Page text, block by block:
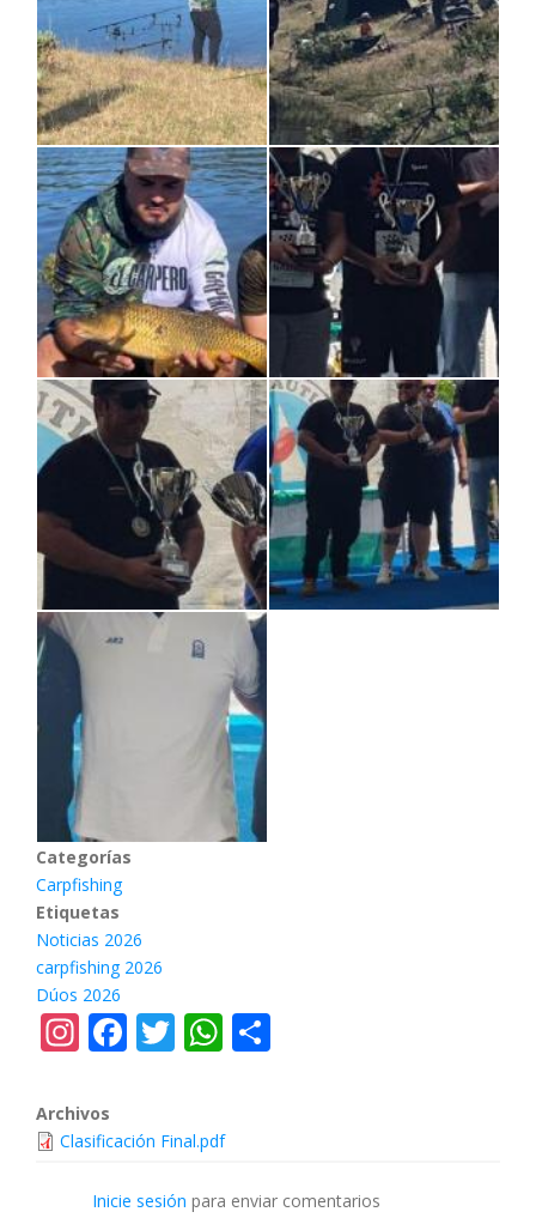
Categorías
Carpfishing
Etiquetas
Noticias 2026
carpfishing 2026
Dúos 2026
Instagram
Facebook
TwitterWhatsApp
Archivos
Clasificación Final.pdf
Inicie sesión para enviar comentarios